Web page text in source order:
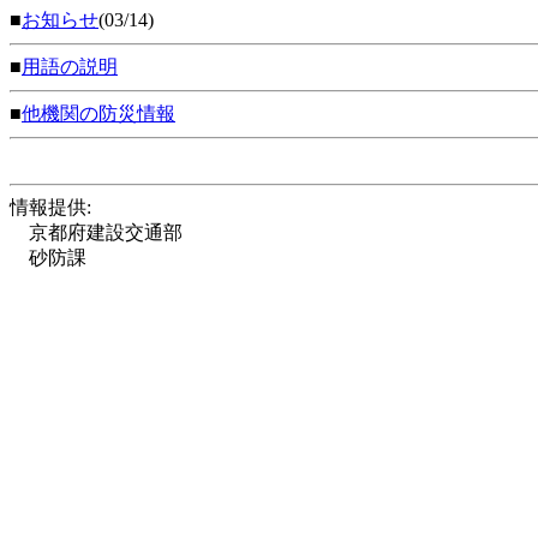
■お知らせ(03/14)
■用語の説明
■他機関の防災情報
情報提供:
京都府建設交通部
砂防課